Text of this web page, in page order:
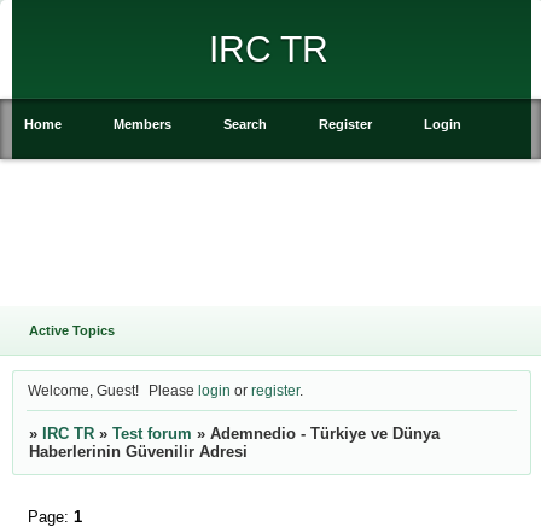
IRC TR
Home Members Search Register Login
Active Topics
Welcome, Guest! Pleaselogin orregister.
» IRC TR » Test forum » Ademnedio - Türkiye ve Dünya
Haberlerinin Güvenilir Adresi
Page: 1